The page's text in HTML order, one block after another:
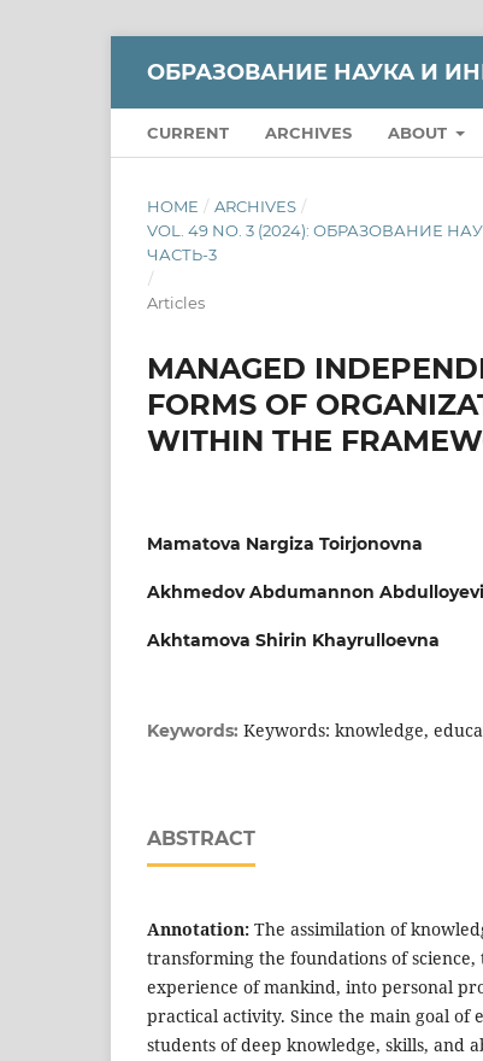
ОБРАЗОВАНИЕ НАУКА И
CURRENT ARCHIVES ABOUT
HOME / ARCHIVES /
VOL. 49 NO. 3 (2024):
ЧАСТЬ-3
/
Articles
MANAGED
FORMS OF
WITHIN THE
Mamatova Nargiza Toirjonovna
Akhmedov Abdumannon
Akhtamova Shirin Khayrulloevna
Keywords: Keywords: knowledge,
ABSTRACT
Annotation: The assimilation of
transforming the foundations of science,
experience of mankind, into personal
practical activity. Since the main goal of
students of deep knowledge, skills, and